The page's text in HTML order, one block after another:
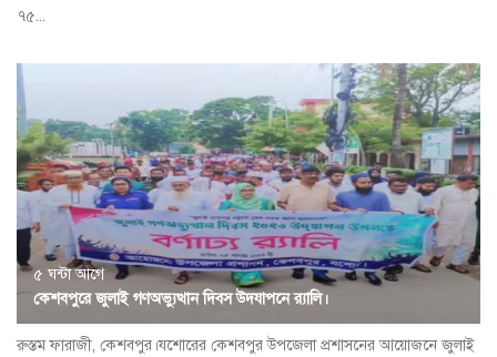
৭৫...
৫ ঘন্টা আগে
কেশবপুরে জুলাই গণঅভ্যুত্থান দিবস উদযাপনে র‍্যালি।
রুস্তম ফারাজী, কেশবপুর।যশোরের কেশবপুর উপজেলা প্রশাসনের আয়োজনে জুলাই